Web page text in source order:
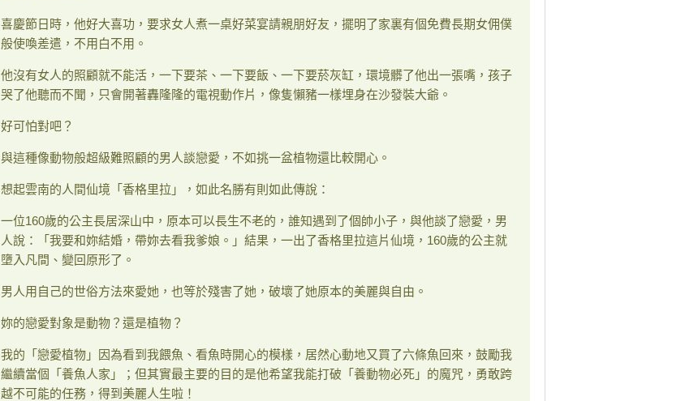
喜慶節日時，他好大喜功，要求女人煮一桌好菜宴請親朋好友，擺明了家裏有個免費長期女佣僕
般使喚差遣，不用白不用。
他沒有女人的照顧就不能活，一下要茶、一下要飯、一下要菸灰缸，環境髒了他出一張嘴，孩子
哭了他聽而不聞，只會開著轟隆隆的電視動作片，像隻懶豬一樣埋身在沙發裝大爺。
好可怕對吧？
與這種像動物般超級難照顧的男人談戀愛，不如挑一盆植物還比較開心。
想起雲南的人間仙境「香格里拉」，如此名勝有則如此傳說：
一位160歲的公主長居深山中，原本可以長生不老的，誰知遇到了個帥小子，與他談了戀愛，男
人說：「我要和妳結婚，帶妳去看我爹娘。」結果，一出了香格里拉這片仙境，160歲的公主就
墮入凡間、變回原形了。
男人用自己的世俗方法來愛她，也等於殘害了她，破壞了她原本的美麗與自由。
妳的戀愛對象是動物？還是植物？
我的「戀愛植物」因為看到我餵魚、看魚時開心的模樣，居然心動地又買了六條魚回來，鼓勵我
繼續當個「養魚人家」；但其實最主要的目的是他希望我能打破「養動物必死」的魔咒，勇敢跨
越不可能的任務，得到美麗人生啦！